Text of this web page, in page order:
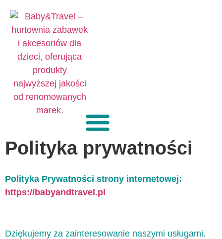
treści
Polityka prywatności
Polityka Prywatności strony internetowej:
https://babyandtravel.pl
Dziękujemy za zainteresowanie naszymi usługami.